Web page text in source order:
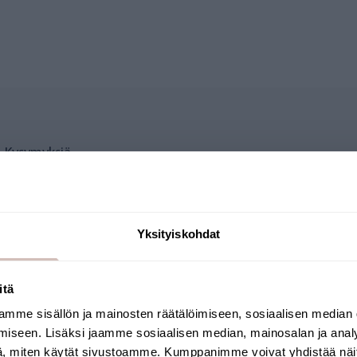
Yksityiskohdat
sisällön ja mainosten räätälöimiseen, sosiaalisen
Lisäksi jaamme sosiaalisen median, mainosalan ja
miten käytät sivustoamme. Kumppanimme voivat yhdistää
Kysymyksiä
LAMPPU T6
vuoden välein.
tai muokkaa harmittomiksi pieneliöt ja
watin ultraviolettilamppu pitää veden edelleen
Valitse toimitusmaa ja kieli jatkaaksesi
Toimitusmaa